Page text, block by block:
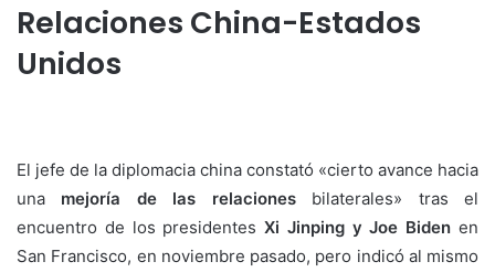
Relaciones China-Estados
Unidos
El jefe de la diplomacia china constató «cierto avance hacia
una mejoría de las relacionesbilaterales» tras el
encuentro de los presidentesXi Jinping y Joe Biden en
San Francisco, en noviembre pasado, pero indicó al mismo